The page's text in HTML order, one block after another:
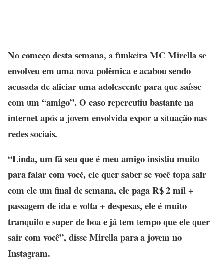
No começo desta semana, a funkeira MC Mirella se
envolveu em uma nova polêmica e acabou sendo
acusada de aliciar uma adolescente para que saísse
com um “amigo”. O caso repercutiu bastante na
internet após a jovem envolvida expor a situação nas
redes sociais.
“Linda, um fã seu que é meu amigo insistiu muito
para falar com você, ele quer saber se você topa sair
com ele um final de semana, ele paga R$ 2 mil +
passagem de ida e volta + despesas, ele é muito
tranquilo e super de boa e já tem tempo que ele quer
sair com você”, disse Mirella para a jovem no
Instagram.